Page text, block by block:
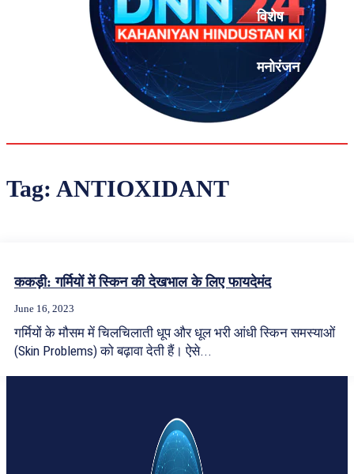
विशेष
मनोरंजन
Tag: ANTIOXIDANT
ककड़ी: गर्मियों में स्किन की देखभाल के लिए फायदेमंद
June 16, 2023
गर्मियों के मौसम में चिलचिलाती धूप और धूल भरी आंधी स्किन समस्याओं
(Skin Problems) को बढ़ावा देती हैं। ऐसे...